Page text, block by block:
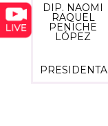
DIP. NAOMI
RAQUEL
PENICHE
LÓPEZ
PRESIDENTA